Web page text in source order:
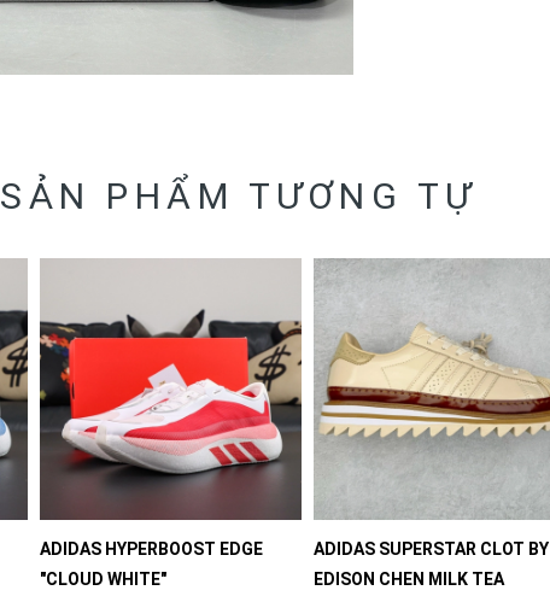
SẢN PHẨM TƯƠNG TỰ
ADIDAS HYPERBOOST EDGE
"CLOUD WHITE"
ADIDAS SUPERSTAR CLOT BY
EDISON CHEN MILK TEA